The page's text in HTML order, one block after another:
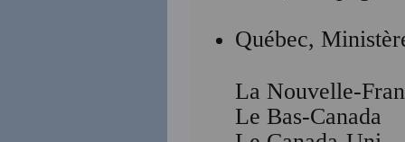
Québec,
La Nouvelle-
Le Bas-Canada